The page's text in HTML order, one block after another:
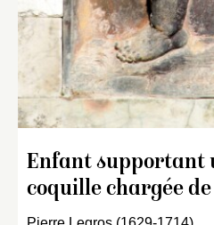
Enfant supportant
coquille chargée